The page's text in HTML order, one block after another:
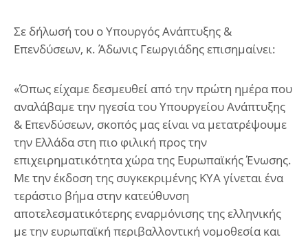
Σε δήλωσή του ο Υπουργός Ανάπτυξης &
Επενδύσεων, κ. Άδωνις Γεωργιάδης επισημαίνει:
«Όπως είχαμε δεσμευθεί από την πρώτη ημέρα που
αναλάβαμε την ηγεσία του Υπουργείου Ανάπτυξης
& Επενδύσεων, σκοπός μας είναι να μετατρέψουμε
την Ελλάδα στη πιο φιλική προς την
επιχειρηματικότητα χώρα της Ευρωπαϊκής Ένωσης.
Με την έκδοση της συγκεκριμένης ΚΥΑ γίνεται ένα
τεράστιο βήμα στην κατεύθυνση
αποτελεσματικότερης εναρμόνισης της ελληνικής
με την ευρωπαϊκή περιβαλλοντική νομοθεσία και